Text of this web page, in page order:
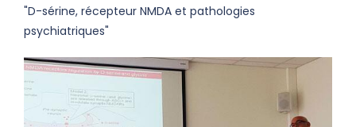
"D-sérine, récepteur NMDA et pathologies
psychiatriques"